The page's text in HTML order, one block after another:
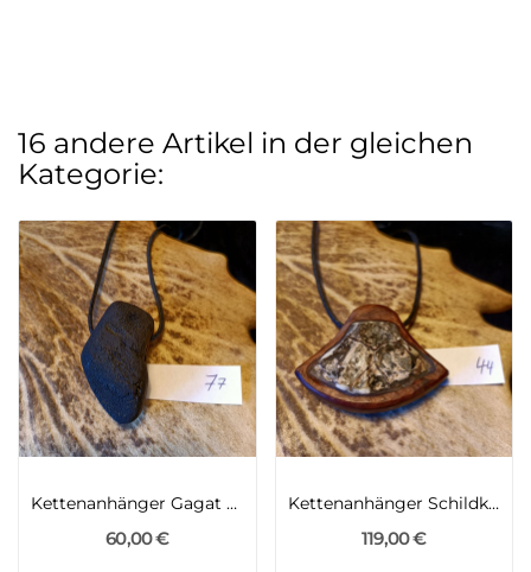
16 andere Artikel in der gleichen
Kategorie:
Kettenanhänger Gagat und Walnuss
60,00 €
Kettenanhänger Schildkrötenpanzer und Thujaknolle
119,00 €